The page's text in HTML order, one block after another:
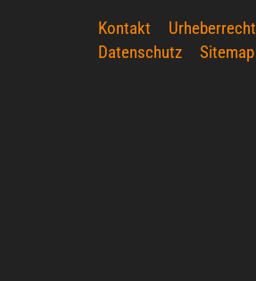
Kontakt Urheberrecht
Datenschutz
Sitemap